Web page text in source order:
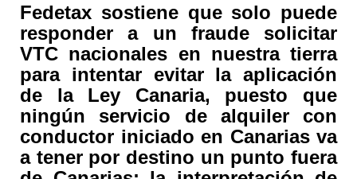
Fedetax sostiene que solo puede
responder a un fraude solicitar
VTC nacionales en nuestra tierra
para intentar evitar la aplicación
de la Ley Canaria, puesto que
ningún servicio de alquiler con
conductor iniciado en Canarias va
a tener por destino un punto fuera